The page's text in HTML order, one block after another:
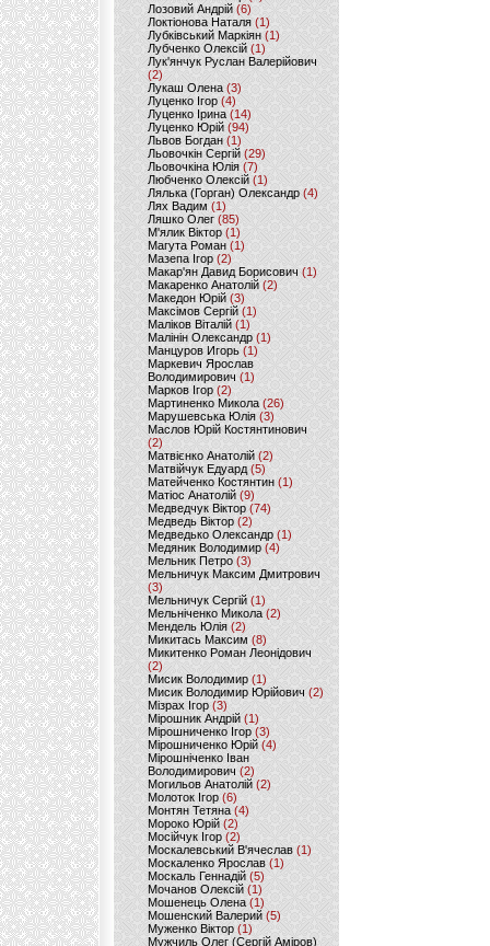
Лозовий Андрій (6)
Локтіонова Наталя (1)
Лубківський Маркіян(1)
Лубченко Олексій (1)
Лук'янчук Руслан Валерійович
(2)
Лукаш Олена (3)
Луценко Ігор (4)
Луценко Ірина (14)
Луценко Юрій (94)
Львов Богдан (1)
Льовочкін Сергій (29)
Льовочкіна Юлія(7)
Любченко Олексій(1)
Лялька (Горган) Олександр(4)
Лях Вадим (1)
Ляшко Олег (85)
М'ялик Віктор(1)
Магута Роман(1)
Мазепа Ігор (2)
Макар'ян Давид Борисович(1)
Макаренко Анатолій (2)
Македон Юрій(3)
Максімов Сергій (1)
Маліков Віталій (1)
Малінін Олександр (1)
Манцуров Игорь (1)
Маркевич Ярослав
Володимирович (1)
Марков Ігор (2)
Мартиненко Микола (26)
Марушевська Юлія (3)
Маслов Юрій Костянтинович
(2)
Матвієнко Анатолій (2)
Матвійчук Едуард(5)
Матейченко Костянтин (1)
Матіос Анатолій (9)
Медведчук Віктор(74)
Медведь Віктор (2)
Медведько Олександр (1)
Медяник Володимир(4)
Мельник Петро (3)
Мельничук Максим Дмитрович
(3)
Мельничук Сергій (1)
Мельніченко Микола (2)
Мендель Юлія (2)
Микитась Максим (8)
Микитенко Роман Леонідович
(2)
Мисик Володимир (1)
Мисик Володимир Юрійович(2)
Мізрах Ігор(3)
Мірошник Андрій(1)
Мірошниченко Ігор (3)
Мірошниченко Юрій(4)
Мірошніченко Іван
Володимирович (2)
Могильов Анатолій (2)
Молоток Ігор (6)
Монтян Тетяна (4)
Мороко Юрій(2)
Мосійчук Ігор (2)
Москалевський В'ячеслав (1)
Москаленко Ярослав (1)
Москаль Геннадій (5)
Мочанов Олексій(1)
Мошенець Олена(1)
Мошенский Валерий (5)
Муженко Віктор (1)
Мужчиль Олег (Сергій Аміров)